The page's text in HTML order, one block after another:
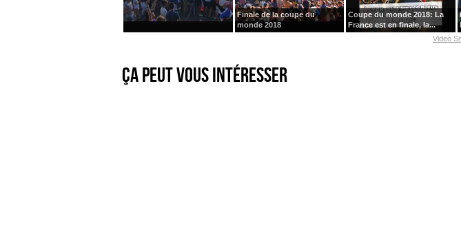
Finale de la coupe du
monde 2018
Coupe du monde 2018: La
France est en finale, la...
Video
Ça peut vous intéresser